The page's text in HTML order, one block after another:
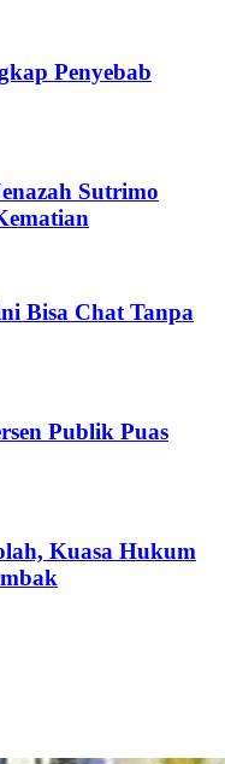
Penyebab
Sutrimo
Bisa Chat Tanpa
Publik Puas
Kuasa Hukum